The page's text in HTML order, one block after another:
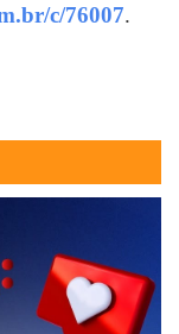
c/76007.